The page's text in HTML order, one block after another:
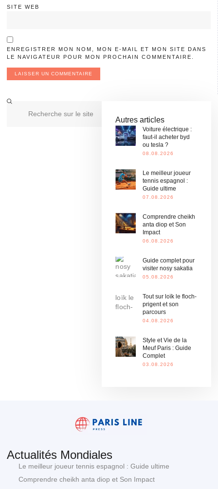
SITE WEB
ENREGISTRER MON NOM, MON E-MAIL ET MON SITE DANS
LE NAVIGATEUR POUR MON PROCHAIN COMMENTAIRE.
Autres articles
Voiture électrique :
faut-il acheter byd
ou tesla ?
08.08.2026
Le meilleur joueur
tennis espagnol :
Guide ultime
07.08.2026
Comprendre cheikh
anta diop et Son
Impact
06.08.2026
Guide complet pour
visiter nosy sakatia
05.08.2026
Tout sur loïk le floch-
prigent et son
parcours
04.08.2026
Style et Vie de la
Meuf Paris : Guide
Complet
03.08.2026
Actualités Mondiales
Le meilleur joueur tennis espagnol : Guide ultime
Comprendre cheikh anta diop et Son Impact